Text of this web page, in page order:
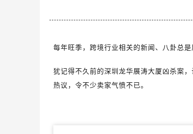
每年旺季，跨境行业相关的新闻、八卦总
犹记得不久前的深圳龙华展涛大厦凶杀案
热议，令不少卖家气愤不已。